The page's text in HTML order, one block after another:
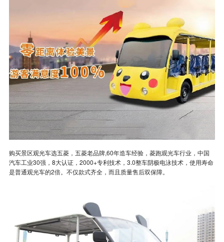
购买景区观光车选五菱，五菱老品牌,60年造车经验，菱跑观光车行业，中国
汽车工业30强，8大认证，2000+专利技术，3.0整车阴极电泳技术，使用寿命
是普通观光车的2倍。不仅款式齐全，而且质量售后双保障。